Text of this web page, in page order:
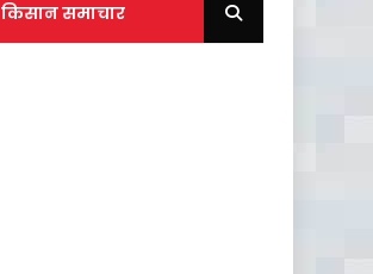
किसान समाचार